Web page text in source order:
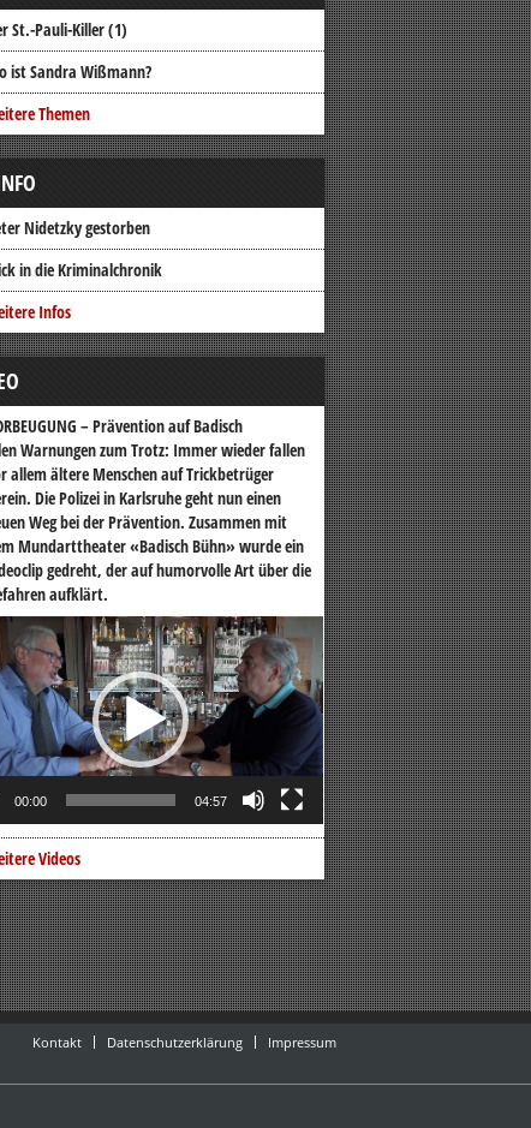
St.-Pauli-Killer (1)
ist Sandra Wißmann?
Themen
Nidetzky gestorben
in die Kriminalchronik
Infos
– Prävention auf Badisch
Warnungen zum Trotz: Immer wieder fallen
allem ältere Menschen auf Trickbetrüger
Die Polizei in Karlsruhe geht nun einen
Weg bei der Prävention. Zusammen mit
Mundarttheater «Badisch Bühn» wurde ein
gedreht, der auf humorvolle Art über die
aufklärt.
00:00 04:57
Videos
Kontakt Datenschutzerklärung Impressum